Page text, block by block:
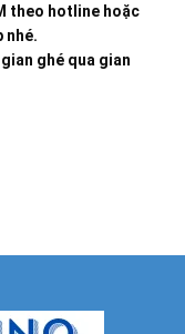
theo hotline hoặc
nhé.
ghé qua gian